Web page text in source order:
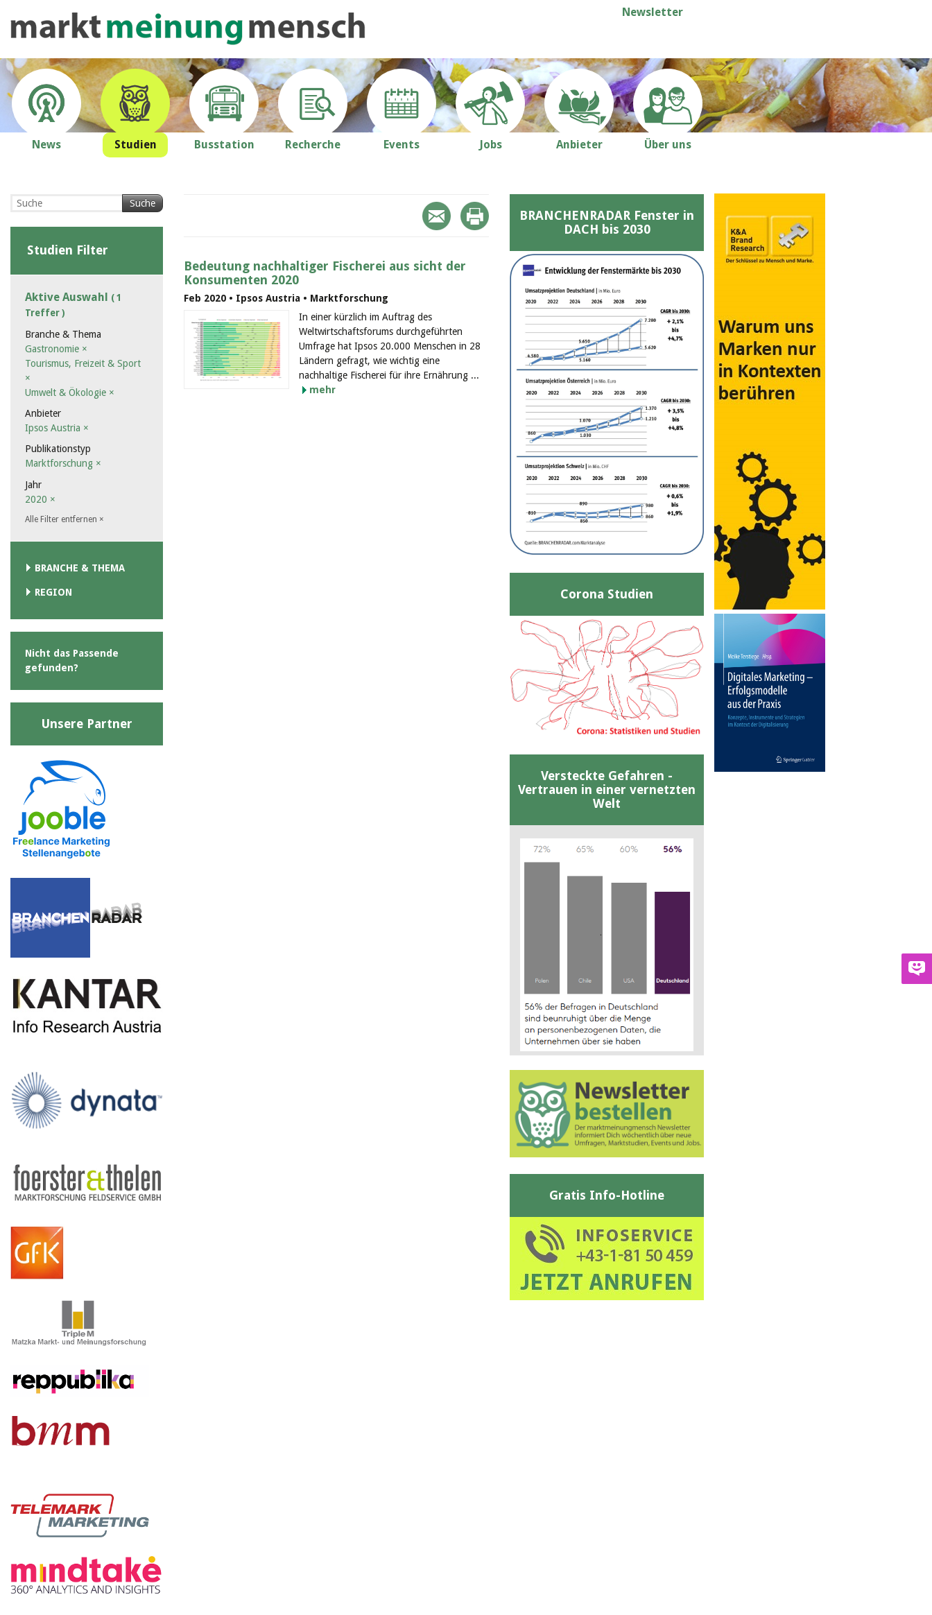
Newsletter
News Studien Busstation Recherche Events Jobs Anbieter Über uns
Bedeutung nachhaltiger Fischerei aus sicht der
Konsumenten 2020
Feb 2020 • Ipsos Austria • Marktforschung
In einer kürzlich im Auftrag des
Weltwirtschaftsforums durchgeführten
Umfrage hat Ipsos 20.000 Menschen in 28
Ländern gefragt, wie wichtig eine
nachhaltige Fischerei für ihre Ernährung ...
mehr
Suche
Studien Filter
Aktive Auswahl ( 1
Treffer )
Branche & Thema
Gastronomie ×
Tourismus, Freizeit & Sport
×
Umwelt & Ökologie ×
Anbieter
Ipsos Austria ×
Publikationstyp
Marktforschung ×
Jahr
2020 ×
Alle Filter entfernen ×
BRANCHE & THEMA
REGION
Nicht das Passende
gefunden?
Unsere Partner
BRANCHENRADAR Fenster in
DACH bis 2030
Corona Studien
Versteckte Gefahren -
Vertrauen in einer vernetzten
Welt
Gratis Info-Hotline